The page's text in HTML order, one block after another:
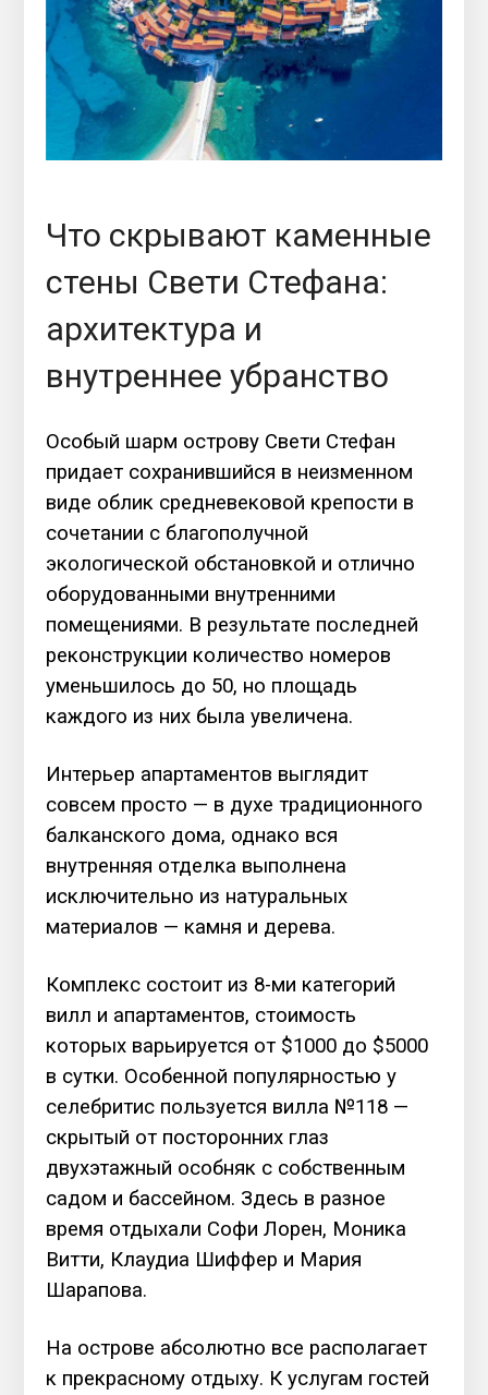
Что скрывают каменные
стены Свети Стефана:
архитектура и
внутреннее убранство
Особый шарм острову Свети Стефан
придает сохранившийся в неизменном
виде облик средневековой крепости в
сочетании с благополучной
экологической обстановкой и отлично
оборудованными внутренними
помещениями. В результате последней
реконструкции количество номеров
уменьшилось до 50, но площадь
каждого из них была увеличена.
Интерьер апартаментов выглядит
совсем просто — в духе традиционного
балканского дома, однако вся
внутренняя отделка выполнена
исключительно из натуральных
материалов — камня и дерева.
Комплекс состоит из 8-ми категорий
вилл и апартаментов, стоимость
которых варьируется от $1000 до $5000
в сутки. Особенной популярностью у
селебритис пользуется вилла №118 —
скрытый от посторонних глаз
двухэтажный особняк с собственным
садом и бассейном. Здесь в разное
время отдыхали Софи Лорен, Моника
Витти, Клаудиа Шиффер и Мария
Шарапова.
На острове абсолютно все располагает
к прекрасному отдыху. К услугам гостей